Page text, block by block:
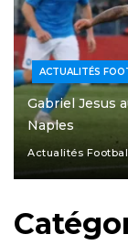
ACTUALITÉS
Gabriel Jesus
Naples
Actualités